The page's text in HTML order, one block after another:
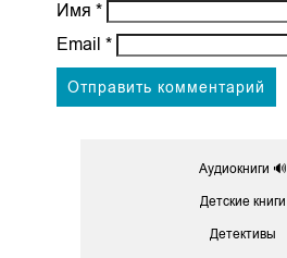
Имя *
Email *
Аудиокниги 🔊
Детские книги
Детективы